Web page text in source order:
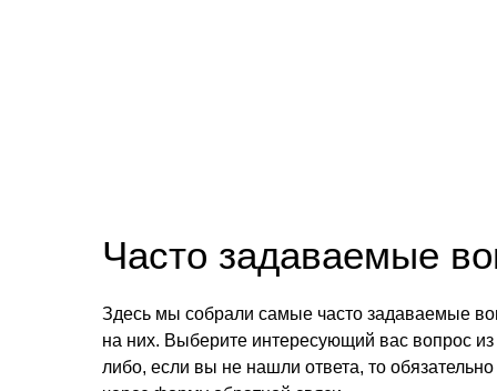
Часто задаваемые
Здесь мы собрали самые часто задаваемые
на них. Выберите интересующий вас вопрос из
либо, если вы не нашли ответа, то обязательно